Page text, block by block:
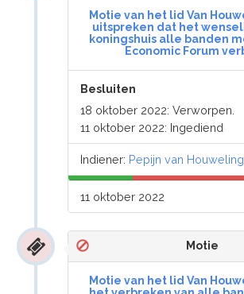
Motie van het lid Van
uitspreken dat het
koningshuis alle banden
Economic Forum
Besluiten
18 oktober 2022: Verworpen.
11 oktober 2022: Ingediend
Indiener: Pepijn van
11 oktober 2022
Motie
Motie van het lid Van